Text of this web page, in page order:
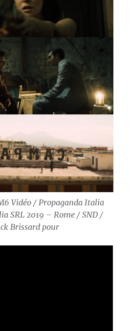
Vidéo / Propaganda Italia
SRL 2019 – Rome / SND /
Brissard pour